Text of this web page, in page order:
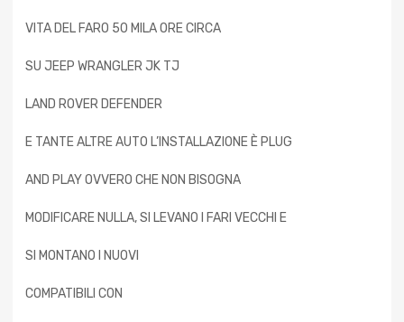
VITA DEL FARO 50 MILA ORE CIRCA
SU JEEP WRANGLER JK TJ
LAND ROVER DEFENDER
E TANTE ALTRE AUTO L’INSTALLAZIONE È PLUG
AND PLAY OVVERO CHE NON BISOGNA
MODIFICARE NULLA, SI LEVANO I FARI VECCHI E
SI MONTANO I NUOVI
COMPATIBILI CON